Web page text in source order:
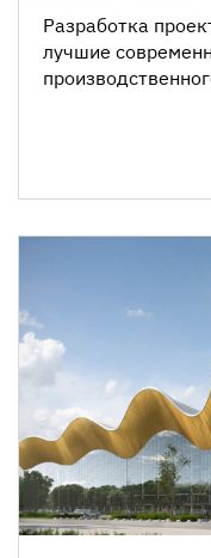
Разработка
лучшие